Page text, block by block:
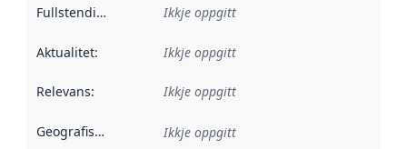
Fullstendigheit Ikkje oppgitt
Aktualitet: Ikkje oppgitt
Relevans: Ikkje oppgitt
Geografisk område Ikkje oppgitt